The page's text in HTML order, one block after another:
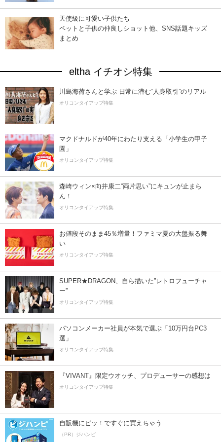
天使級に可愛い子供たち
ペットと子供の仲良しショット他、SNS話題キッズ
まとめ
eltha イチオシ特集
川島海荷さんと学ぶ 日常に潜む“人身取引”のリアル
オリコンタイアップ特集
マクドナルドが40年にわたり支える「小学生の甲子
園」
オリコンタイアップ特集
森崎ウィン×向井康二“両片思い”にキュンが止まら
ん！
オリコンタイアップ特集
お値段そのまま45％増量！ファミマ夏の大盤振る舞
い
オリコンタイアップ特集
SUPER★DRAGON、自ら描いた”レトロフューチャ
ー”
オリコンタイアップ特集
パソコンメーカー社員が本気で選ぶ「10万円台PC3
選」
オリコンタイアップ特集
『VIVANT』限定ウオッチ、プロデューサーの感想は
オリコンタイアップ特集
自販機にピッ！ですぐに買えちゃう
（PR）ジハンピ